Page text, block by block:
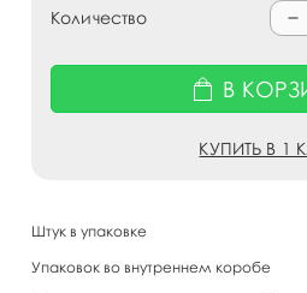
Штук в упаковке
Упаковок во внутреннем коробе
Количество
В
КУПИТЬ В 1